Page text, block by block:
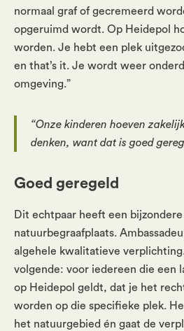
normaal graf of gecremeerd
opgeruimd wordt. Op Heidepol
worden. Je hebt een plek
en that’s it. Je wordt weer
omgeving.”
“Onze kinderen hoeven
denken, want dat is goed
Goed geregeld
Dit echtpaar heeft een
natuurbegraafplaats.
algehele kwalitatieve
volgende: voor iedereen die een
op Heidepol geldt, dat je het
worden op die specifieke plek.
het natuurgebied én gaat de